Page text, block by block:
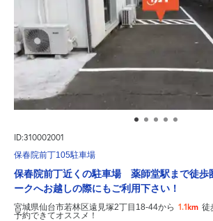
ID:310002001
保春院前丁105駐車場
保春院前丁近くの駐車場 薬師堂駅まで徒
ークへお越しの際にもご利用下さい！
宮城県仙台市若林区遠見塚2丁目18-44から 1.1km 徒
予約できてオススメ！